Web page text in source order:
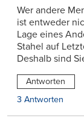
Wer andere
ist entweder
Lage eines
Stahel auf
Deshalb sind
Antworten
3 Antworten